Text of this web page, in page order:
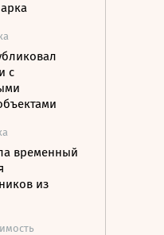
с
временный
из